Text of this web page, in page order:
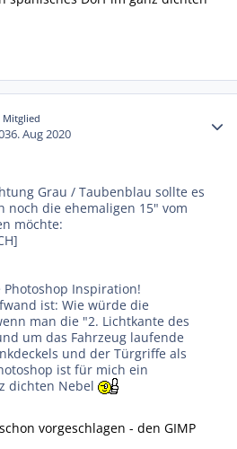
Mitglied
6. Aug 2020
Grau / Taubenblau sollte es
noch die ehemaligen 15" vom
möchte:
Inspiration!
ist: Wie würde die
man die "2. Lichtkante des
um das Fahrzeug laufende
und der Türgriffe als
ist für mich ein
dichten Nebel
vorgeschlagen - den GIMP